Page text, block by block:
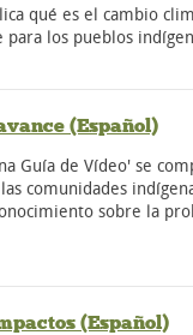
qué es el cambio
los pueblos
(Español)
Guía de Vídeo' se
comunidades
sobre la
(Español)